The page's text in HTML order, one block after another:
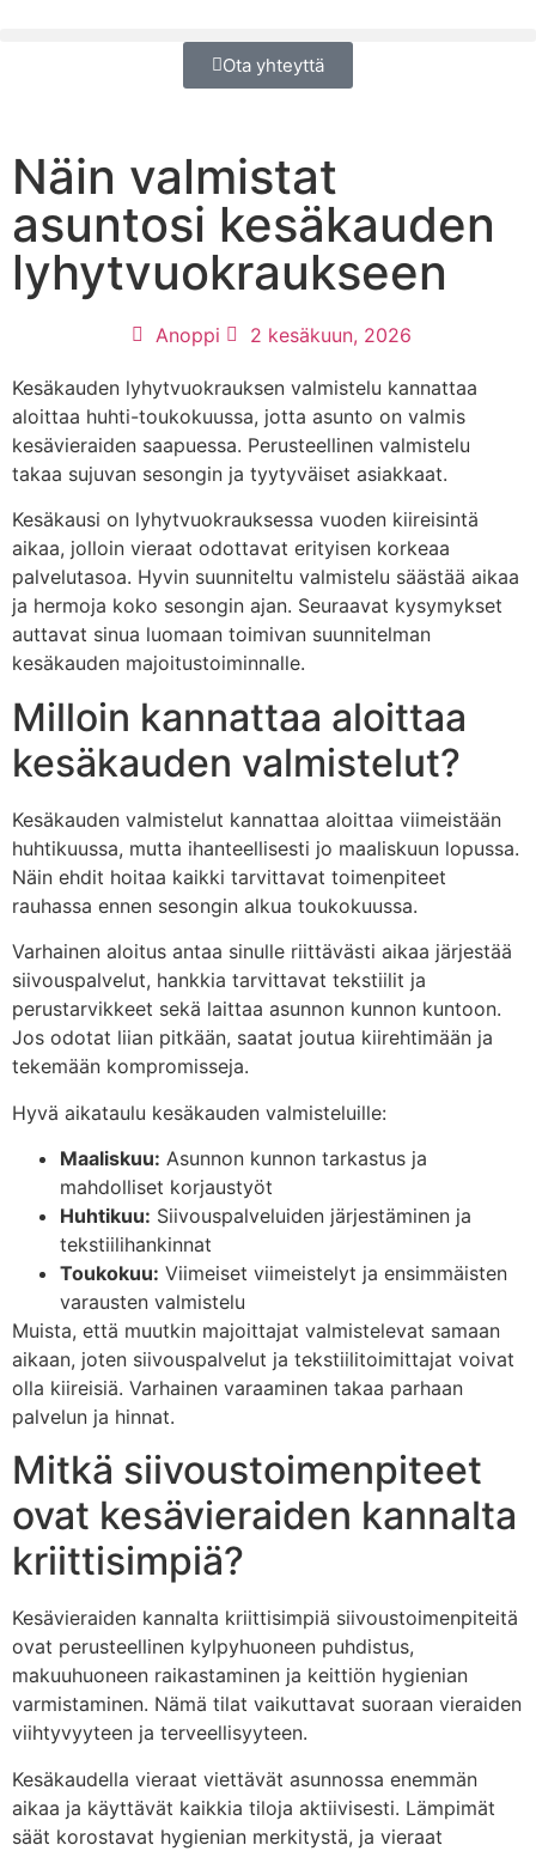
Ota yhteyttä
Näin valmistat
asuntosi kesäkauden
lyhytvuokraukseen
Anoppi 2 kesäkuun, 2026
Kesäkauden lyhytvuokrauksen valmistelu kannattaa
aloittaa huhti-toukokuussa, jotta asunto on valmis
kesävieraiden saapuessa. Perusteellinen valmistelu
takaa sujuvan sesongin ja tyytyväiset asiakkaat.
Kesäkausi on lyhytvuokrauksessa vuoden kiireisintä
aikaa, jolloin vieraat odottavat erityisen korkeaa
palvelutasoa. Hyvin suunniteltu valmistelu säästää aikaa
ja hermoja koko sesongin ajan. Seuraavat kysymykset
auttavat sinua luomaan toimivan suunnitelman
kesäkauden majoitustoiminnalle.
Milloin kannattaa aloittaa
kesäkauden valmistelut?
Kesäkauden valmistelut kannattaa aloittaa viimeistään
huhtikuussa, mutta ihanteellisesti jo maaliskuun lopussa.
Näin ehdit hoitaa kaikki tarvittavat toimenpiteet
rauhassa ennen sesongin alkua toukokuussa.
Varhainen aloitus antaa sinulle riittävästi aikaa järjestää
siivouspalvelut, hankkia tarvittavat tekstiilit ja
perustarvikkeet sekä laittaa asunnon kunnon kuntoon.
Jos odotat liian pitkään, saatat joutua kiirehtimään ja
tekemään kompromisseja.
Hyvä aikataulu kesäkauden valmisteluille:
Maaliskuu: Asunnon kunnon tarkastus ja
mahdolliset korjaustyöt
Huhtikuu: Siivouspalveluiden järjestäminen ja
tekstiilihankinnat
Toukokuu: Viimeiset viimeistelyt ja ensimmäisten
varausten valmistelu
Muista, että muutkin majoittajat valmistelevat samaan
aikaan, joten siivouspalvelut ja tekstiilitoimittajat voivat
olla kiireisiä. Varhainen varaaminen takaa parhaan
palvelun ja hinnat.
Mitkä siivoustoimenpiteet
ovat kesävieraiden kannalta
kriittisimpiä?
Kesävieraiden kannalta kriittisimpiä siivoustoimenpiteitä
ovat perusteellinen kylpyhuoneen puhdistus,
makuuhuoneen raikastaminen ja keittiön hygienian
varmistaminen. Nämä tilat vaikuttavat suoraan vieraiden
viihtyvyyteen ja terveellisyyteen.
Kesäkaudella vieraat viettävät asunnossa enemmän
aikaa ja käyttävät kaikkia tiloja aktiivisesti. Lämpimät
säät korostavat hygienian merkitystä, ja vieraat